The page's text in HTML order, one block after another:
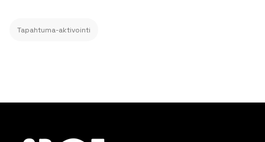
Tapahtuma-aktivointi